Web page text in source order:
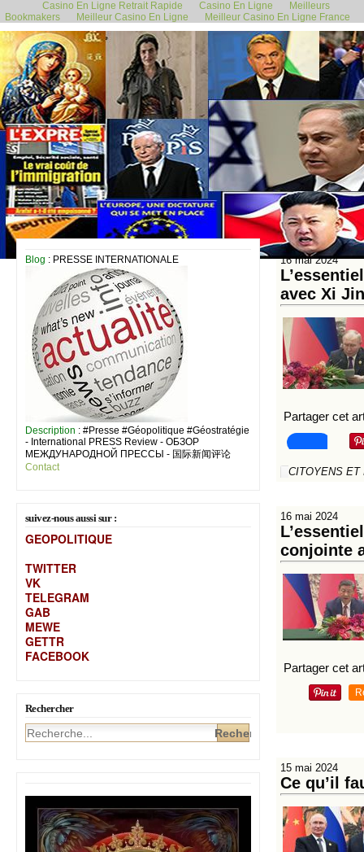
Casino En Ligne Retrait Rapide Casino En Ligne
Meilleurs
Bookmakers
Meilleur Casino En Ligne Meilleur Casino En Ligne France
Blog : PRESSE INTERNATIONALE
Description : #Presse #Géopolitique #Géostratégie
- International PRESS Review - ОБЗОР
МЕЖДУНАРОДНОЙ ПРЕССЫ - 国际新闻评论
Contact
suivez-nous aussi sur :
GEOPOLITIQUE
TWITTER
VK
TELEGRAM
GAB
MEWE
GETTR
FACEBOOK
Rechercher
16 mai 2024
avec Xi
Partager cet
CITOYENS ET
16 mai 2024
conjointe
Partager cet
15 mai 2024
Ce qu’il